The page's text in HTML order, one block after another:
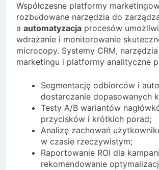
Współczesne platformy
rozbudowane narzędzia do
a automatyzacja procesów
wdrażanie i monitorowanie
microcopy. Systemy CRM,
marketingu i platformy analityczne
Segmentację odbiorców i
dostarczanie dopasowanych
Testy A/B wariantów
przycisków i krótkich porad;
Analizę zachowań
w czasie rzeczywistym;
Raportowanie ROI dla
rekomendowanie